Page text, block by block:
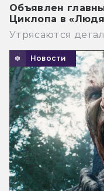
Объявлен
Циклопа в
Утрясаются
Новости